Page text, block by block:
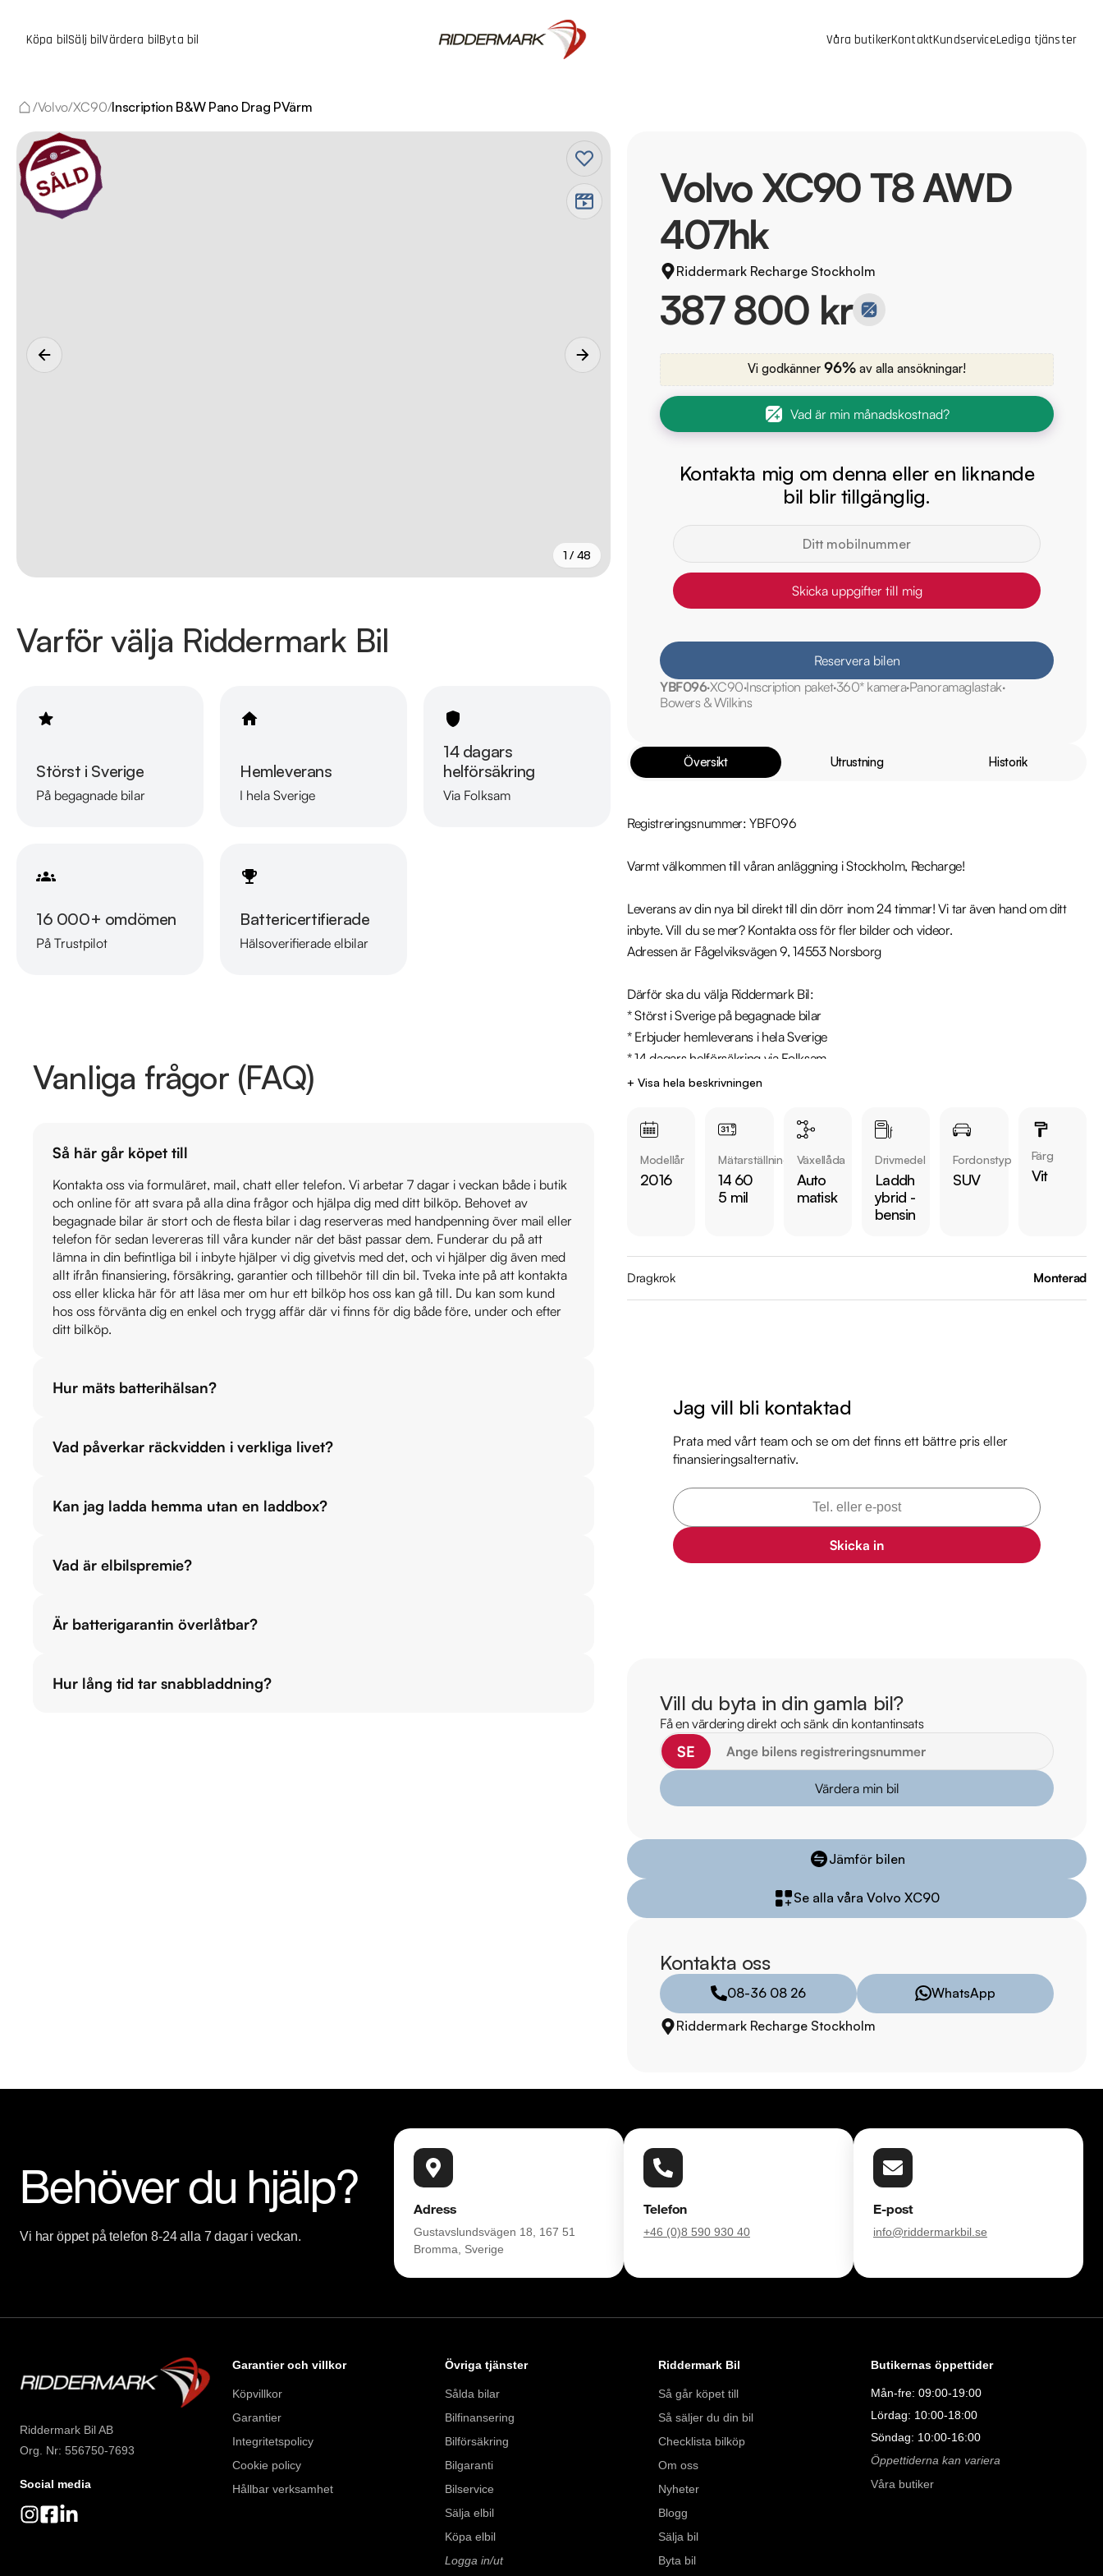
Köpa bilSälj bilVärdera bilByta bil Våra butikerKontaktKundserviceLediga tjänster
/Volvo/XC90/Inscription B&W Pano Drag PVärm
1 / 48
Varför välja Riddermark Bil
Störst i Sverige
På begagnade bilar
Hemleverans
I hela Sverige
14 dagars
helförsäkring
Via Folksam
16 000+ omdömen
På Trustpilot
Battericertifierade
Hälsoverifierade elbilar
Vanliga frågor (FAQ)
Så här går köpet till
Kontakta oss via formuläret, mail, chatt eller telefon. Vi arbetar 7 dagar i veckan både i butik
och online för att svara på alla dina frågor och hjälpa dig med ditt bilköp. Behovet av
begagnade bilar är stort och de flesta bilar i dag reserveras med handpenning över mail eller
telefon för sedan levereras till våra kunder när det bäst passar dem. Funderar du på att
lämna in din befintliga bil i inbyte hjälper vi dig givetvis med det, och vi hjälper dig även med
allt ifrån finansiering, försäkring, garantier och tillbehör till din bil. Tveka inte på att kontakta
oss eller klicka här för att läsa mer om hur ett bilköp hos oss kan gå till. Du kan som kund
hos oss förvänta dig en enkel och trygg affär där vi finns för dig både före, under och efter
ditt bilköp.
Hur mäts batterihälsan?
Vad påverkar räckvidden i verkliga livet?
Kan jag ladda hemma utan en laddbox?
Vad är elbilspremie?
Är batterigarantin överlåtbar?
Hur lång tid tar snabbladdning?
Volvo XC90 T8 AWD
407hk
Riddermark Recharge Stockholm
387 800 kr
Vi godkänner 96% av alla ansökningar!
Vad är min månadskostnad?
Kontakta mig om denna eller en liknande
bil blir tillgänglig.
Skicka uppgifter till mig
Reservera bilen
YBF096XC90 Inscription paket360* kameraPanoramaglastak
Bowers & Wilkins
Översikt Utrustning Historik
Registreringsnummer: YBF096
Varmt välkommen till våran anläggning i Stockholm, Recharge!
Leverans av din nya bil direkt till din dörr inom 24 timmar! Vi tar även hand om ditt
inbyte. Vill du se mer? Kontakta oss för fler bilder och videor.
Adressen är Fågelviksvägen 9, 14553 Norsborg
Därför ska du välja Riddermark Bil:
* Störst i Sverige på begagnade bilar
* Erbjuder hemleverans i hela Sverige
* 14 dagars helförsäkring via Folksam
* Över 10 tusen omdömen på Trustpilot
* Kvalitetssäkrade bilar
Utrustning inkluderar:
  • Volvo on call
2020-01-08 - 6621 mil
2021-01-15 - 8002 mil
2021-12-28 - 9491 mil
2022-12-07 - 11367 mil
2023-12-19 - 13598 mil
2025-02-01 - 14596 mil
Övrig information om bilen:
Besök
https://www.riddermarkbil.se/kopa-bil/volvo/ybf096/
för att:
• Se närbilder och film på bilen
• Reservera bilen direkt online
• Få mer info om utrustning och tillval
Telefontider:
Måndag - Söndag: 08:00 - 24:00
Besökstider i butik:
Lördag: 10:00 - 18:00
Söndag: 10:00 - 16:00
RIDDERMARK BIL TRYGGHETSPAKET:
Skydda din bil med vårt trygghetspaket. Välj mellan 12-60 månaders garanti och
Med korta lagertider försvinner våra bilar snabbt! Ring oss idag för att reservera din
bil: 08-572 142 39. Vi erbjuder även skräddarsydd finansiering och 14 dagars fri
försäkring från Folksam.
Se hur vi genomför våra tester här:
https://www.youtube.com/watch?v=EvmgI7cNqkUFWD86J
Välkomna!
+ Visa hela beskrivningen
Modellår
2016
Mätarställning
14 60
5 mil
Växellåda
Auto
matisk
Drivmedel
Laddh
ybrid -
bensin
Fordonstyp
SUV
Färg
Vit
Dragkrok Monterad
Jag vill bli kontaktad
Prata med vårt team och se om det finns ett bättre pris eller
finansieringsalternativ.
Skicka in
Vill du byta in din gamla bil?
Få en värdering direkt och sänk din kontantinsats
SE
Värdera min bil
Jämför bilen
Se alla våra Volvo XC90
Kontakta oss
08-36 08 26
WhatsApp
Riddermark Recharge Stockholm
Behöver du hjälp?
Vi har öppet på telefon 8-24 alla 7 dagar i veckan.
Adress
Gustavslundsvägen 18, 167 51
Bromma, Sverige
Telefon
+46 (0)8 590 930 40
E-post
info@riddermarkbil.se
Riddermark Bil AB
Org. Nr: 556750-7693
Social media
Garantier och villkor
Köpvillkor
Garantier
Integritetspolicy
Cookie policy
Hållbar verksamhet
Övriga tjänster
Sålda bilar
Bilfinansering
Bilförsäkring
Bilgaranti
Bilservice
Sälja elbil
Köpa elbil
Logga in/ut
Riddermark Bil
Så går köpet till
Så säljer du din bil
Checklista bilköp
Om oss
Nyheter
Blogg
Sälja bil
Byta bil
Butikernas öppettider
Mån-fre: 09:00-19:00
Lördag: 10:00-18:00
Söndag: 10:00-16:00
Öppettiderna kan variera
Våra butiker